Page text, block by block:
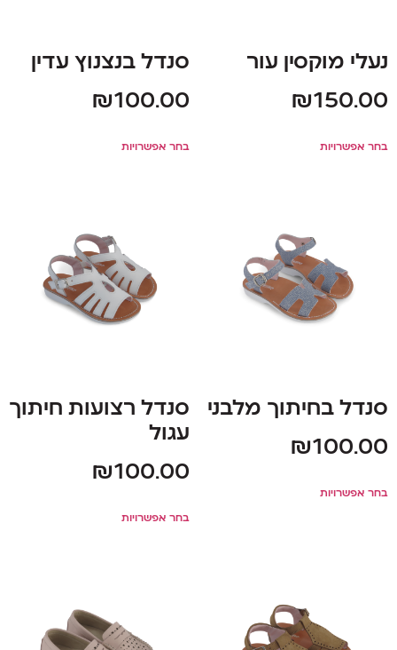
נעלי מוקסין עור
₪150.00
בחר אפשרויות
סנדל בנצנוץ עדין
₪100.00
בחר אפשרויות
סנדל בחיתוך מלבני
₪100.00
בחר אפשרויות
סנדל רצועות חיתוך
עגול
₪100.00
בחר אפשרויות